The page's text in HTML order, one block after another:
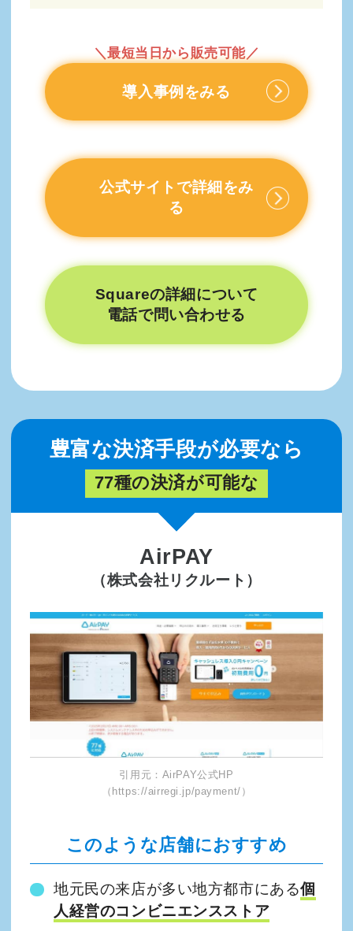
＼最短当日から販売可能／
導入事例をみる
公式サイトで詳細をみ
る
Squareの詳細について
電話で問い合わせる
豊富な決済手段が必要なら
77種の決済が可能な
AirPAY
（株式会社リクルート）
引用元：AirPAY公式HP
（https://airregi.jp/payment/）
このような店舗におすすめ
地元民の来店が多い地方都市にある個
人経営のコンビニエンスストア